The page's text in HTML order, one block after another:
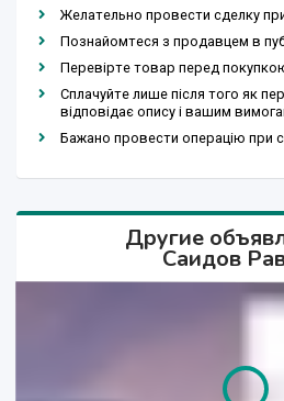
Желательно провести сделку
Познайомтеся з продавцем в
Перевірте товар перед
Сплачуйте лише після того як
відповідає опису і вашим
Бажано провести операцію при
Другие
Саидов